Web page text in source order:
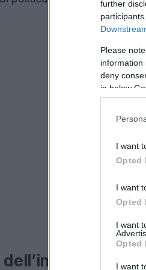
further
Please
information
deny
in below
I want
Opted
I want
Opted
I want
Opted
I want
dell’intervento e